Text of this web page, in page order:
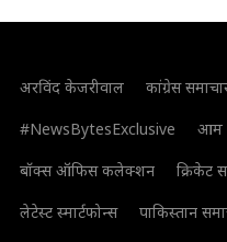
अरविंद केजरीवाल कांग्रेस
#NewsBytesExclusive
आम
बॉक्स ऑफिस कलेक्शन
क्रिकेट
लेटेस्ट स्मार्टफोन्स
पाकिस्तान